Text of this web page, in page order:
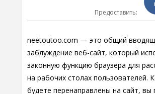
Предоставить:
neetoutoo.com — это общий
заблуждение веб-сайт, который
законную функцию браузера для
на рабочих столах пользователей.
будете перенаправлены на сайт, вы